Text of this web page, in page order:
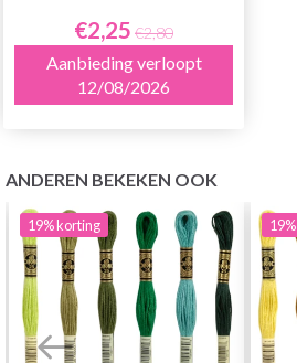
€2,25 €2,80
Aanbieding verloopt
12/08/2026
ANDEREN BEKEKEN OOK
19%korting 19%